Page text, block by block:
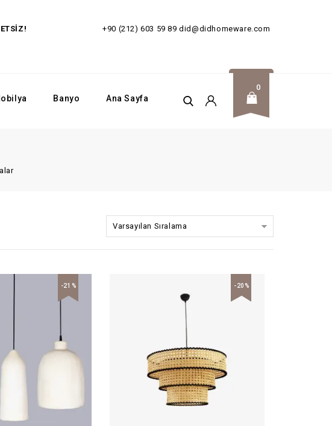
+90 (212) 603 59 89did@didhomeware.com
Banyo Ana Sayfa
0
Varsayılan Sıralama
-21% -20%